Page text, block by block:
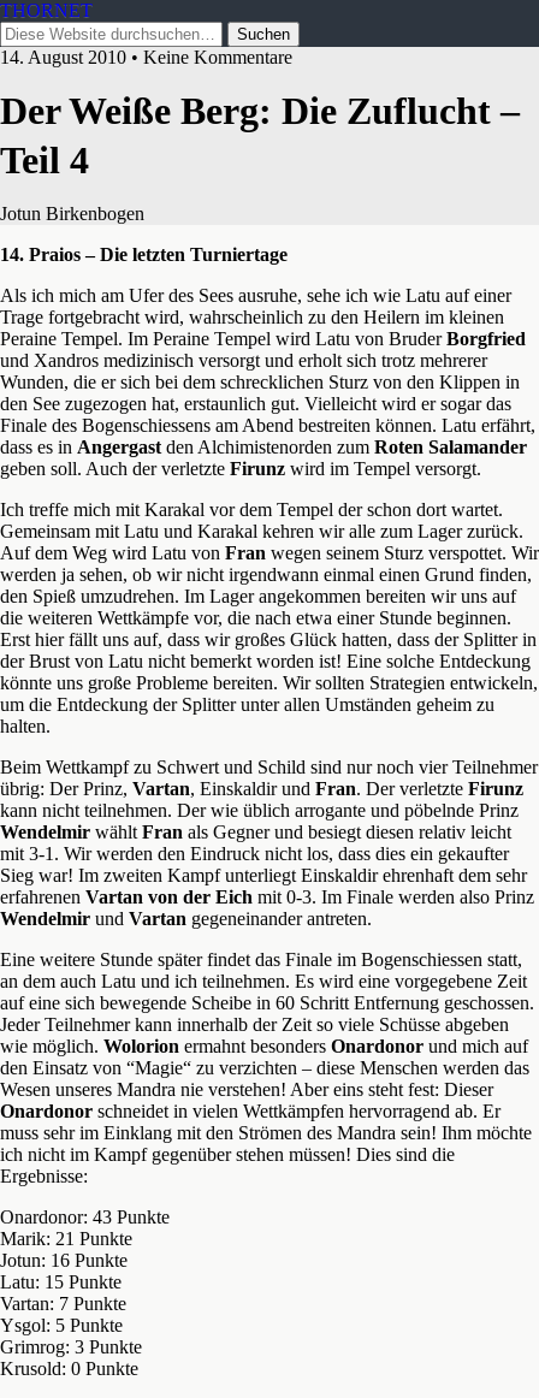
THORNET
14. August 2010 • Keine Kommentare
Der Weiße Berg: Die Zuflucht –
Teil 4
Jotun Birkenbogen
14. Praios – Die letzten Turniertage
Als ich mich am Ufer des Sees ausruhe, sehe ich wie Latu auf einer
Trage fortgebracht wird, wahrscheinlich zu den Heilern im kleinen
Peraine Tempel. Im Peraine Tempel wird Latu von BruderBorgfried
und Xandros medizinisch versorgt und erholt sich trotz mehrerer
Wunden, die er sich bei dem schrecklichen Sturz von den Klippen in
den See zugezogen hat, erstaunlich gut. Vielleicht wird er sogar das
Finale des Bogenschiessens am Abend bestreiten können. Latu erfährt,
dass es in Angergast den Alchimistenorden zum Roten Salamander
geben soll. Auch der verletzte Firunz wird im Tempel versorgt.
Ich treffe mich mit Karakal vor dem Tempel der schon dort wartet.
Gemeinsam mit Latu und Karakal kehren wir alle zum Lager zurück.
Auf dem Weg wird Latu von Fran wegen seinem Sturz verspottet. Wir
werden ja sehen, ob wir nicht irgendwann einmal einen Grund finden,
den Spieß umzudrehen. Im Lager angekommen bereiten wir uns auf
die weiteren Wettkämpfe vor, die nach etwa einer Stunde beginnen.
Erst hier fällt uns auf, dass wir großes Glück hatten, dass der Splitter in
der Brust von Latu nicht bemerkt worden ist! Eine solche Entdeckung
könnte uns große Probleme bereiten. Wir sollten Strategien entwickeln,
um die Entdeckung der Splitter unter allen Umständen geheim zu
halten.
Beim Wettkampf zu Schwert und Schild sind nur noch vier Teilnehmer
übrig: Der Prinz, Vartan, Einskaldir und Fran. Der verletzte Firunz
kann nicht teilnehmen. Der wie üblich arrogante und pöbelnde Prinz
Wendelmir wählt Fran als Gegner und besiegt diesen relativ leicht
mit 3-1. Wir werden den Eindruck nicht los, dass dies ein gekaufter
Sieg war! Im zweiten Kampf unterliegt Einskaldir ehrenhaft dem sehr
erfahrenen Vartan von der Eich mit 0-3. Im Finale werden also Prinz
Wendelmir und Vartan gegeneinander antreten.
Eine weitere Stunde später findet das Finale im Bogenschiessen statt,
an dem auch Latu und ich teilnehmen. Es wird eine vorgegebene Zeit
auf eine sich bewegende Scheibe in 60 Schritt Entfernung geschossen.
Jeder Teilnehmer kann innerhalb der Zeit so viele Schüsse abgeben
wie möglich. Wolorion ermahnt besonders Onardonor und mich auf
den Einsatz von “Magie“ zu verzichten – diese Menschen werden das
Wesen unseres Mandra nie verstehen! Aber eins steht fest: Dieser
Onardonor schneidet in vielen Wettkämpfen hervorragend ab. Er
muss sehr im Einklang mit den Strömen des Mandra sein! Ihm möchte
ich nicht im Kampf gegenüber stehen müssen! Dies sind die
Ergebnisse:
Onardonor: 43 Punkte
Marik: 21 Punkte
Jotun: 16 Punkte
Latu: 15 Punkte
Vartan: 7 Punkte
Ysgol: 5 Punkte
Grimrog: 3 Punkte
Krusold: 0 Punkte